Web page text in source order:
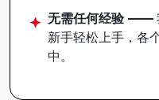
无需任何经验 ——
新手轻松上手，各
中。